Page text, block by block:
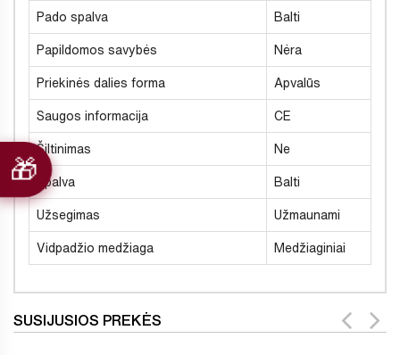
Pado spalva Balti
Papildomos savybės Nėra
Priekinės dalies forma Apvalūs
Saugos informacija CE
Šiltinimas Ne
Spalva Balti
Užsegimas Užmaunami
Vidpadžio medžiaga Medžiaginiai
SUSIJUSIOS PREKĖS